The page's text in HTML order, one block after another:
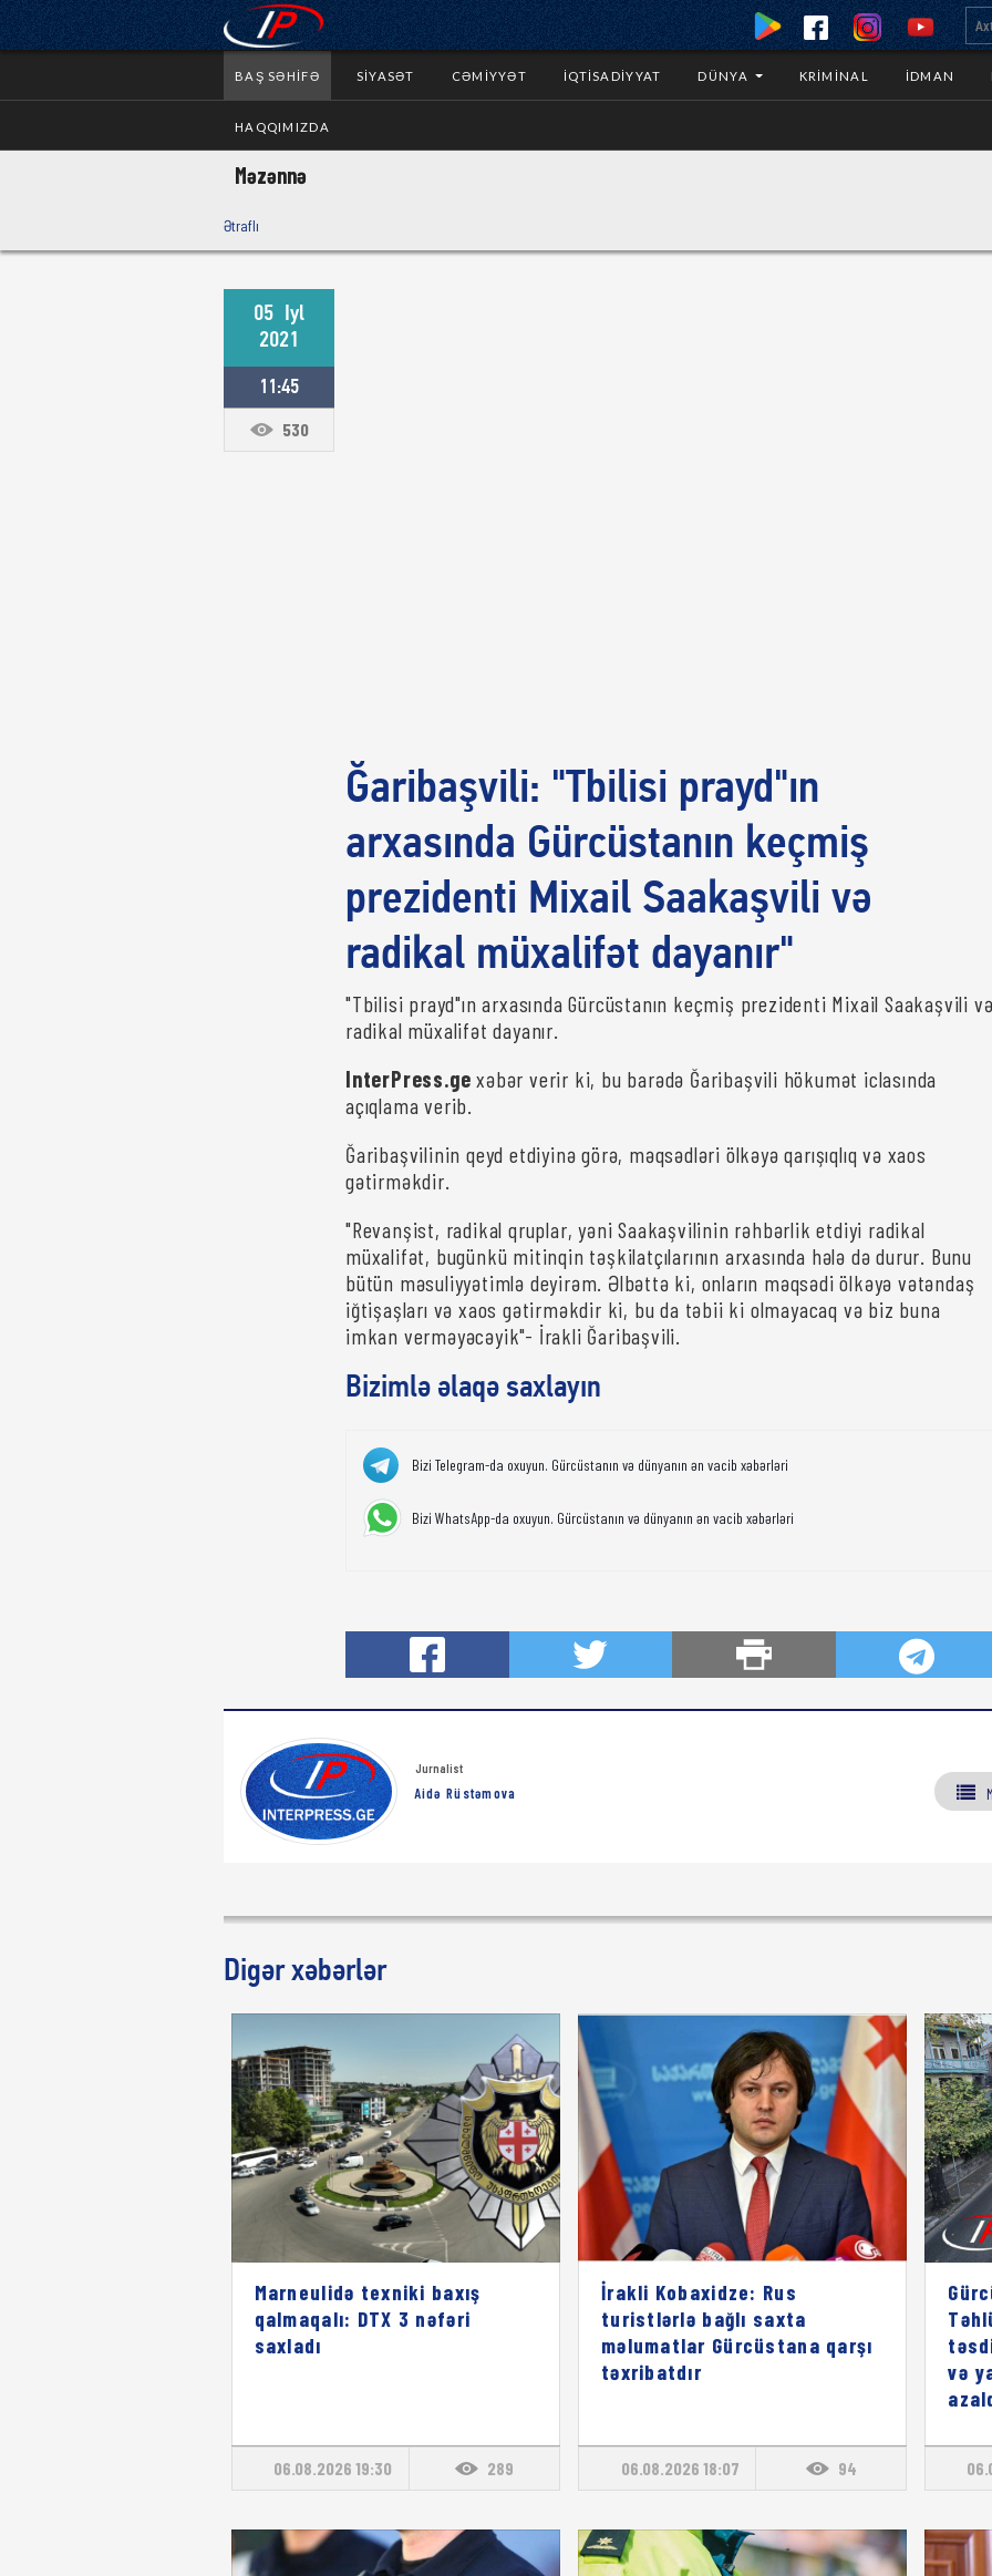
BAŞ SƏHIFƏ SIYASƏT CƏMIYYƏT İQTISADIYYAT DÜNYA KRIMINAL İDMAN
HAQQIMIZDA
Məzənnə
Ətraflı
05 Iyl
2021
11:45
530
Ğaribaşvili: "Tbilisi prayd"ın
arxasında Gürcüstanın keçmiş
prezidenti Mixail Saakaşvili və
radikal müxalifət dayanır"
"Tbilisi prayd"ın arxasında Gürcüstanın keçmiş prezidenti Mixail Saakaşvili
radikal müxalifət dayanır.
InterPress.ge xəbər verir ki, bu barədə Ğaribaşvili hökumət iclasında
açıqlama verib.
Ğaribaşvilinin qeyd etdiyinə görə, məqsədləri ölkəyə qarışıqlıq və xaos
gətirməkdir.
"Revanşist, radikal qruplar, yəni Saakaşvilinin rəhbərlik etdiyi radikal
müxalifət, bugünkü mitinqin təşkilatçılarının arxasında hələ də durur. Bunu
bütün məsuliyyətimlə deyirəm. Əlbəttə ki, onların məqsədi ölkəyə vətəndaş
iğtişaşları və xaos gətirməkdir ki, bu da təbii ki olmayacaq və biz buna
imkan verməyəcəyik"- İrakli Ğaribaşvili.
Bizimlə əlaqə saxlayın
Bizi Telegram-da oxuyun. Gürcüstanın və dünyanın ən vacib xəbərləri
Bizi WhatsApp-da oxuyun. Gürcüstanın və dünyanın ən vacib xəbərləri
Jurnalist
Aidə Rüstəmova
Digər xəbərlər
Marneulidə texniki baxış
qalmaqalı: DTX 3 nəfəri
saxladı
06.08.2026 19:30 289
İrakli Kobaxidze: Rus
turistlərlə bağlı saxta
məlumatlar Gürcüstana qarşı
təxribatdır
06.08.2026 18:07 94
və